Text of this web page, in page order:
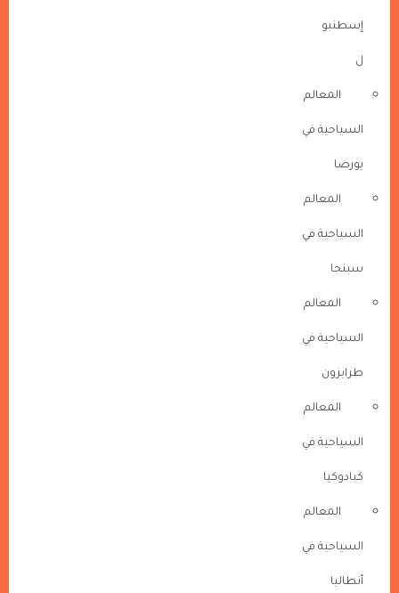
إسطنبو
ل
المعالم
السياحية في
بورصا
المعالم
السياحية في
سبنجا
المعالم
السياحية في
طرابزون
المعالم
السياحية في
كبادوكيا
المعالم
السياحية في
أنطاليا